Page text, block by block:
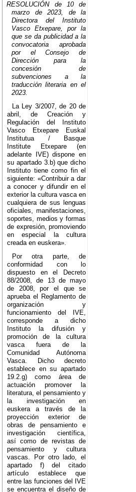
RESOLUCIÓN de 10 de
marzo de 2023, de la
Directora del Instituto
Vasco Etxepare, por la
que se da publicidad a la
convocatoria aprobada
por el Consejo de
Dirección para la
concesión de
subvenciones a la
traducción literaria en el
2023.
La Ley 3/2007, de 20 de
abril, de Creación y
Regulación del Instituto
Vasco Etxepare Euskal
Institutua / Basque
Institute Etxepare (en
adelante IVE) dispone en
su apartado 3.b) que dicho
Instituto tiene como fin el
siguiente: «Contribuir a dar
a conocer y difundir en el
exterior la cultura vasca en
cualquiera de sus lenguas
oficiales, manifestaciones,
soportes, medios y formas
de expresión, promoviendo
en especial la cultura
creada en euskera».
Por otra parte, de
conformidad con lo
dispuesto en el Decreto
88/2008, de 13 de mayo
de 2008, por el que se
aprueba el Reglamento de
organización y
funcionamiento del IVE,
corresponde a dicho
Instituto la difusión y
promoción de la cultura
vasca fuera de la
Comunidad Autónoma
Vasca. Dicho decreto
establece en su apartado
19.2.g) como área de
actuación promover la
literatura, el pensamiento y
la investigación en
euskera a través de la
proyección exterior de
obras de pensamiento e
investigación científica,
así como de revistas de
pensamiento y cultura
vascas. Por otro lado, el
apartado f) del citado
artículo establece que
entre las funciones del IVE
se encuentra el diseño de